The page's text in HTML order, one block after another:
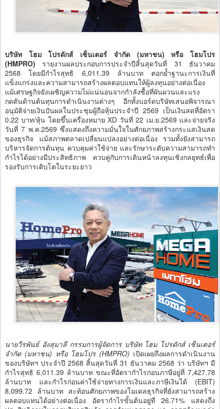
บริษัท โฮม โปรดักส์ เซ็นเตอร์ จำกัด (มหาชน) หรือ โฮมโปร
(HMPRO) รายงานผลประกอบการประจำปีสิ้นสุดวันที่ 31 ธันวาคม
2568 โดยมีกำไรสุทธิ 6,011.39 ล้านบาท ตอกย้ำฐานะการเงินที่
แข็งแกร่งและความสามารถสร้างผลตอบแทนให้ผู้ลงทุนอย่างต่อเนื่อง
แม้เศรษฐกิจยังเผชิญความไม่แน่นอนจากกำลังซื้อที่ผันผวนและแรง
กดดันด้านต้นทุนการดำเนินงานต่างๆ อีกทั้งบอร์ดบริษัทเสนอพิจารณา
อนุมัติจ่ายเงินปันผลในประชุมผู้ถือหุ้นประจำปี 2569 เป็นเงินสดที่อัตรา
0.22 บาท/หุ้น โดยขึ้นเครื่องหมาย XD วันที่ 22 เม.ย.2569 และจ่ายจริง
วันที่ 7 พ.ค.2569 ซึ่งแสดงถึงความมั่นใจในศักยภาพสร้างกระแสเงินสด
ของธุรกิจ แม้สภาพตลาดเปลี่ยนแปลงอย่างต่อเนื่อง รวมทั้งยังสามารถ
บริหารจัดการต้นทุน ควบคุมค่าใช้จ่าย และรักษาระดับความสามารถทำ
กำไรได้อย่างมีประสิทธิภาพ ควบคู่กับการเดินหน้าลงทุนเชิงกลยุทธ์เพื่อ
รองรับการเติบโตในระยะยาว
นายวีรพันธ์ อังสุมาลี กรรมการผู้จัดการ บริษัท โฮม โปรดักส์ เซ็นเตอร์
จำกัด (มหาชน) หรือ โฮมโปร (HMPRO) เปิดเผยถึงผลการดำเนินงาน
ของบริษัทฯ ประจำปี 2568 สิ้นสุดวันที่ 31 ธันวาคม 2568 ว่า บริษัทฯ มี
กำไรสุทธิ 6,011.39 ล้านบาท ขณะที่อัตรากำไรก่อนภาษีอยู่ที่ 7,427.78
ล้านบาท และกำไรก่อนค่าใช้จ่ายทางการเงินและภาษีเงินได้ (EBIT)
8,099.72 ล้านบาท สะท้อนศักยภาพของโมเดลธุรกิจที่ยังสามารถสร้าง
ผลตอบแทนได้อย่างต่อเนื่อง อัตรากำไรขั้นต้นอยู่ที่ 26.71% แสดงถึง